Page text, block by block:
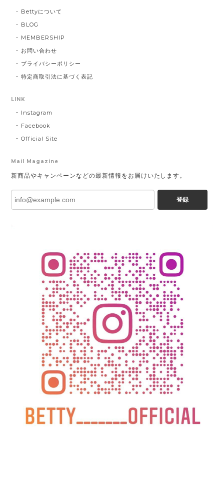
Bettyについて
BLOG
MEMBERSHIP
お問い合わせ
プライバシーポリシー
特定商取引法に基づく表記
LINK
Instagram
Facebook
Official Site
Mail Magazine
新商品やキャンペーンなどの最新情報をお届けいたします。
登録